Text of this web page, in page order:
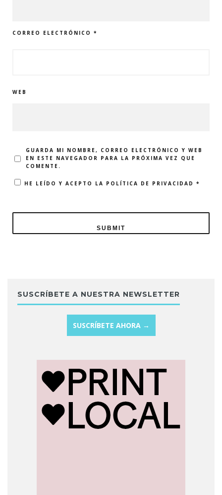
CORREO ELECTRÓNICO *
WEB
GUARDA MI NOMBRE, CORREO ELECTRÓNICO Y WEB
EN ESTE NAVEGADOR PARA LA PRÓXIMA VEZ QUE
COMENTE.
HE LEÍDO Y ACEPTO LA POLÍTICA DE PRIVACIDAD *
SUSCRÍBETE A NUESTRA NEWSLETTER
SUSCRÍBETE AHORA →